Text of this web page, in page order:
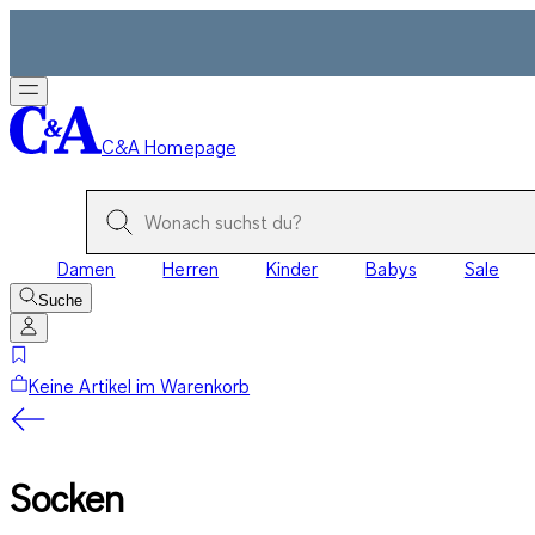
C&A Homepage
Damen Herren Kinder Babys Sale
Suche
Keine Artikel im Warenkorb
Socken